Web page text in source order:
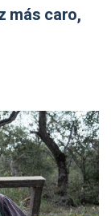
más caro,